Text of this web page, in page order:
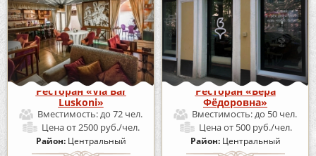
Ресторан «Via Bar
Luskoni»
Вместимость:до 72 чел.
Ценаот 2500 руб./чел.
Район: Центральный
Ресторан «Вера
Фёдоровна»
Вместимость:до 50 чел.
Ценаот 500 руб./чел.
Район: Центральный